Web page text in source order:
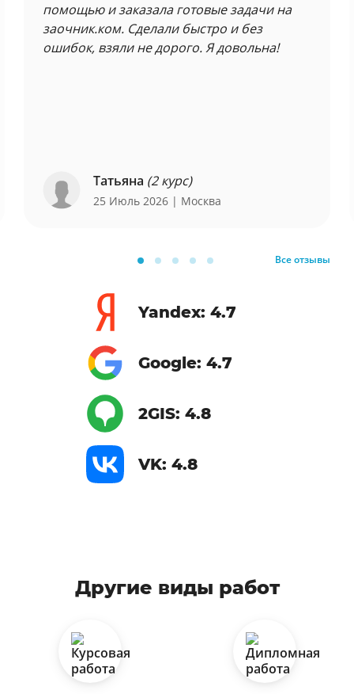
помощью и заказала готовые задачи на
заочник.ком. Сделали быстро и без
ошибок, взяли не дорого. Я довольна!
Татьяна (2 курс)
25 Июль 2026 | Москва
Все отзывы
Yandex: 4.7
Google: 4.7
2GIS: 4.8
VK: 4.8
Другие виды работ